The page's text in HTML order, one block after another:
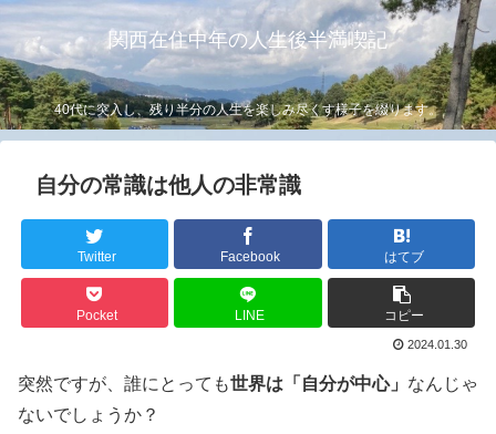
関西在住中年の人生後半満喫記
40代に突入し、残り半分の人生を楽しみ尽くす様子を綴ります。
自分の常識は他人の非常識
Twitter Facebook はてブ
Pocket LINE コピー
2024.01.30
突然ですが、誰にとっても世界は「自分が中心」 なんじゃ
ないでしょうか？